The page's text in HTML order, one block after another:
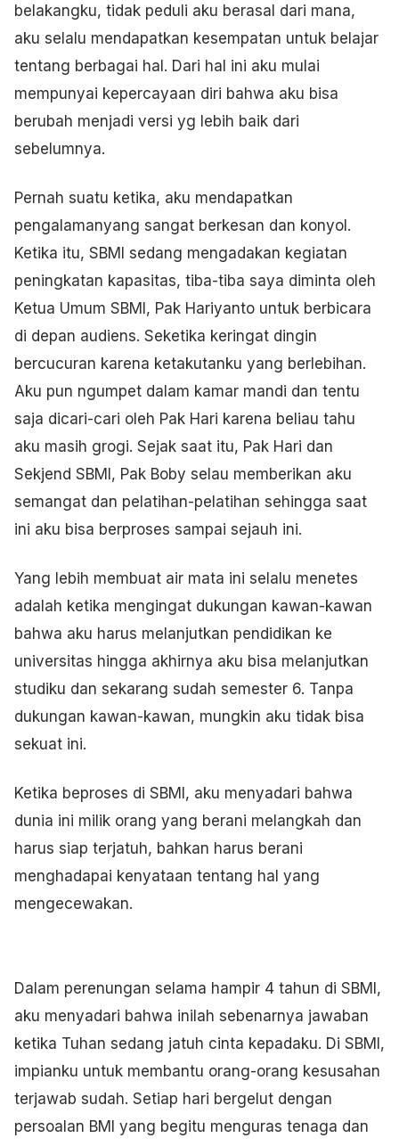
belakangku, tidak peduli aku berasal dari mana,
aku selalu mendapatkan kesempatan untuk belajar
tentang berbagai hal. Dari hal ini aku mulai
mempunyai kepercayaan diri bahwa aku bisa
berubah menjadi versi yg lebih baik dari
sebelumnya.
Pernah suatu ketika, aku mendapatkan
pengalamanyang sangat berkesan dan konyol.
Ketika itu, SBMI sedang mengadakan kegiatan
peningkatan kapasitas, tiba-tiba saya diminta oleh
Ketua Umum SBMI, Pak Hariyanto untuk berbicara
di depan audiens. Seketika keringat dingin
bercucuran karena ketakutanku yang berlebihan.
Aku pun ngumpet dalam kamar mandi dan tentu
saja dicari-cari oleh Pak Hari karena beliau tahu
aku masih grogi. Sejak saat itu, Pak Hari dan
Sekjend SBMI, Pak Boby selau memberikan aku
semangat dan pelatihan-pelatihan sehingga saat
ini aku bisa berproses sampai sejauh ini.
Yang lebih membuat air mata ini selalu menetes
adalah ketika mengingat dukungan kawan-kawan
bahwa aku harus melanjutkan pendidikan ke
universitas hingga akhirnya aku bisa melanjutkan
studiku dan sekarang sudah semester 6. Tanpa
dukungan kawan-kawan, mungkin aku tidak bisa
sekuat ini.
Ketika beproses di SBMI, aku menyadari bahwa
dunia ini milik orang yang berani melangkah dan
harus siap terjatuh, bahkan harus berani
menghadapai kenyataan tentang hal yang
mengecewakan.
Dalam perenungan selama hampir 4 tahun di SBMI,
aku menyadari bahwa inilah sebenarnya jawaban
ketika Tuhan sedang jatuh cinta kepadaku. Di SBMI,
impianku untuk membantu orang-orang kesusahan
terjawab sudah. Setiap hari bergelut dengan
persoalan BMI yang begitu menguras tenaga dan